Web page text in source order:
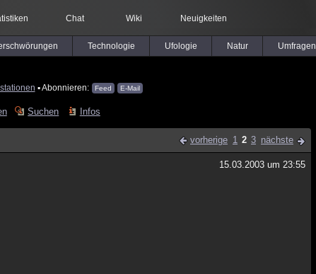
Chat Wiki Neuigkeiten
Technologie Ufologie Natur Umfragen
▪ Abonnieren: Feed E-Mail
Suchen Infos
vorherige 1 2 3 nächste
15.03.2003 um 23:55